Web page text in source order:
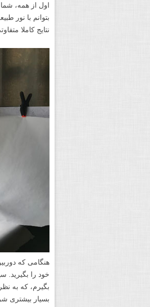
اول از همه،
بتوانم با نور
نتایج کاملا
هنگامی که
خود را
بگیرم، که به
بسیار بیشتری